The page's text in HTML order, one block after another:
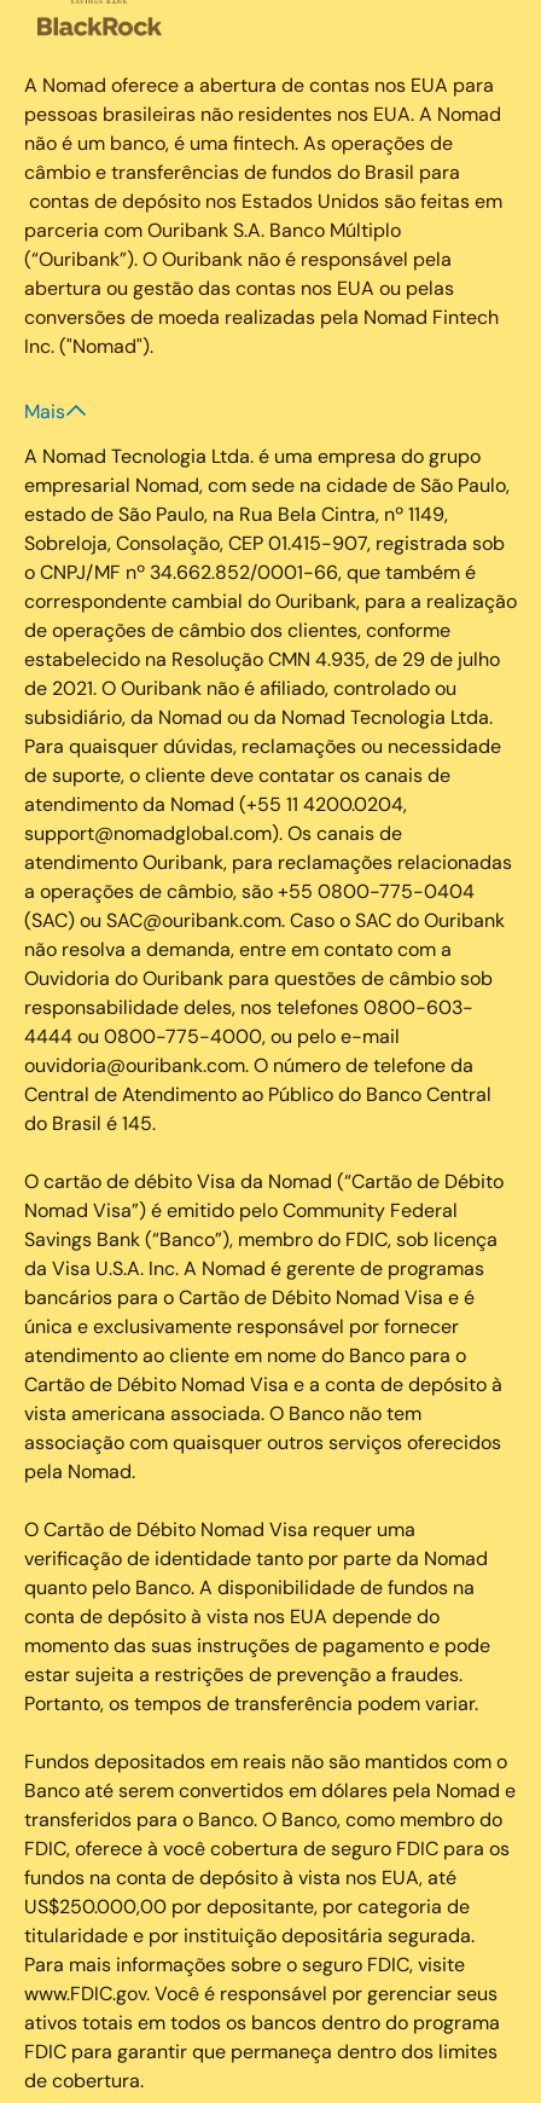
A Nomad oferece a abertura de contas nos EUA para
pessoas brasileiras não residentes nos EUA. A Nomad
não é um banco, é uma fintech. As operações de
câmbio e transferências de fundos do Brasil para
contas de depósito nos Estados Unidos são feitas em
parceria com Ouribank S.A. Banco Múltiplo
(“Ouribank”). O Ouribank não é responsável pela
abertura ou gestão das contas nos EUA ou pelas
conversões de moeda realizadas pela Nomad Fintech
Inc. ("Nomad").
Mais
A Nomad Tecnologia Ltda. é uma empresa do grupo
empresarial Nomad, com sede na cidade de São Paulo,
estado de São Paulo, na Rua Bela Cintra, nº 1149,
Sobreloja, Consolação, CEP 01.415-907, registrada sob
o CNPJ/MF nº 34.662.852/0001-66, que também é
correspondente cambial do Ouribank, para a realização
de operações de câmbio dos clientes, conforme
estabelecido na Resolução CMN 4.935, de 29 de julho
de 2021. O Ouribank não é afiliado, controlado ou
subsidiário, da Nomad ou da Nomad Tecnologia Ltda.
Para quaisquer dúvidas, reclamações ou necessidade
de suporte, o cliente deve contatar os canais de
atendimento da Nomad (+55 11 4200.0204,
support@nomadglobal.com). Os canais de
atendimento Ouribank, para reclamações relacionadas
a operações de câmbio, são +55 0800-775-0404
(SAC) ou SAC@ouribank.com. Caso o SAC do Ouribank
não resolva a demanda, entre em contato com a
Ouvidoria do Ouribank para questões de câmbio sob
responsabilidade deles, nos telefones 0800-603-
4444 ou 0800-775-4000, ou pelo e-mail
ouvidoria@ouribank.com. O número de telefone da
Central de Atendimento ao Público do Banco Central
do Brasil é 145.
O cartão de débito Visa da Nomad (“Cartão de Débito
Nomad Visa”) é emitido pelo Community Federal
Savings Bank (“Banco”), membro do FDIC, sob licença
da Visa U.S.A. Inc. A Nomad é gerente de programas
bancários para o Cartão de Débito Nomad Visa e é
única e exclusivamente responsável por fornecer
atendimento ao cliente em nome do Banco para o
Cartão de Débito Nomad Visa e a conta de depósito à
vista americana associada. O Banco não tem
associação com quaisquer outros serviços oferecidos
pela Nomad.
O Cartão de Débito Nomad Visa requer uma
verificação de identidade tanto por parte da Nomad
quanto pelo Banco. A disponibilidade de fundos na
conta de depósito à vista nos EUA depende do
momento das suas instruções de pagamento e pode
estar sujeita a restrições de prevenção a fraudes.
Portanto, os tempos de transferência podem variar.
Fundos depositados em reais não são mantidos com o
Banco até serem convertidos em dólares pela Nomad e
transferidos para o Banco. O Banco, como membro do
FDIC, oferece à você cobertura de seguro FDIC para os
fundos na conta de depósito à vista nos EUA, até
US$250.000,00 por depositante, por categoria de
titularidade e por instituição depositária segurada.
Para mais informações sobre o seguro FDIC, visite
www.FDIC.gov. Você é responsável por gerenciar seus
ativos totais em todos os bancos dentro do programa
FDIC para garantir que permaneça dentro dos limites
de cobertura.